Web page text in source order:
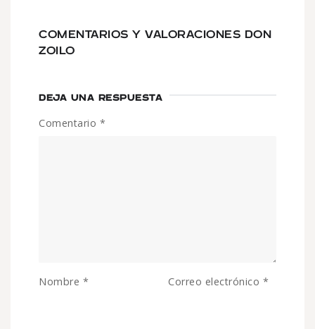
COMENTARIOS Y VALORACIONES DON
ZOILO
DEJA UNA RESPUESTA
Comentario *
Nombre * Correo electrónico *